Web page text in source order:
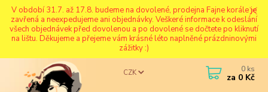
V období 31.7. až 17.8. budeme na dovolené, prodejna Fajne korále je
zavřená a neexpedujeme ani objednávky. Veškeré informace k odeslání
všech objednávek před dovolenou a po dovolené se dočtete po kliknutí
na lištu. Děkujeme a přejeme vám krásné léto naplněné prázdninovými
zážitky :)
CZK 0 ks
za 0 Kč